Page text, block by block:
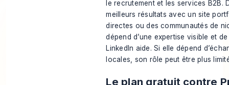
le recrutement et les services B2B.
meilleurs résultats avec un site
directes ou des communautés de
dépend d’une expertise visible et
LinkedIn aide. Si elle dépend
locales, son rôle peut être plus
Le plan gratuit contre